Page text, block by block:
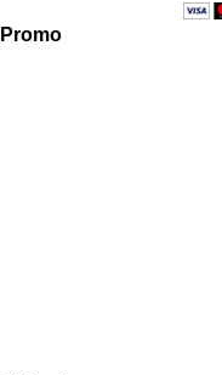
Promo